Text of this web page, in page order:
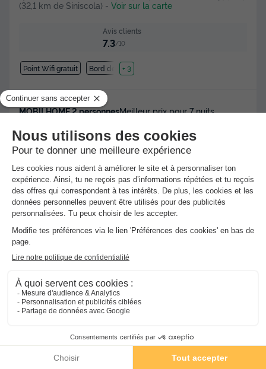
(32,1 km de Siniscola) - Voir sur la carte
Avis clients
7.3/10
Point Wifi gratuit Bord de mer
+ 3
MOBILHOME 2 personnesMeilleur prix pour 7 nuits
Voir les hébergements
Réservez l'esprit tranquille avec
l'Annulation Gratuite !
Réservez sereinement votre prochain séjour
grâce à l'annulation gratuite jusqu'à J-30 sur
l'ensemble des séjours (1).
Réservez dès maintenant, payez en 4 fois
avec Alma et partez en toute tranquillité.
Suggestions de recherche :